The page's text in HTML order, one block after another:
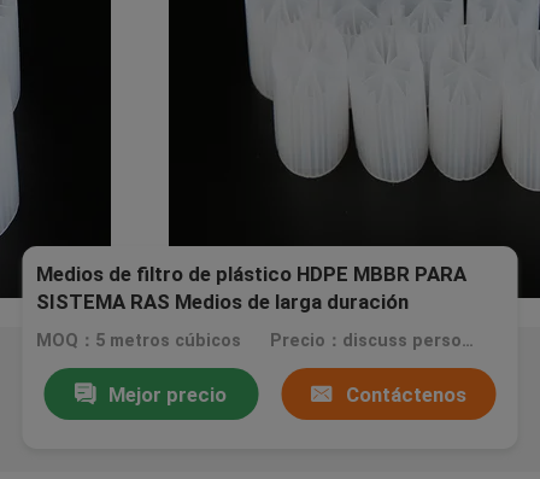
Medios de filtro de plástico HDPE MBBR PARA
SISTEMA RAS Medios de larga duración
MOQ：5 metros cúbicos Precio：discuss personally
Mejor precio Contáctenos